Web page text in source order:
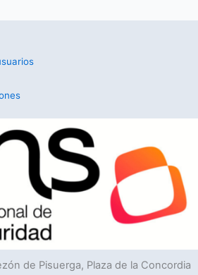
de Pisuerga, Plaza de la Concordia